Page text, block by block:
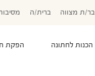
בר/ת מצווה ברית/ה
הכנות לחתונה הפקת